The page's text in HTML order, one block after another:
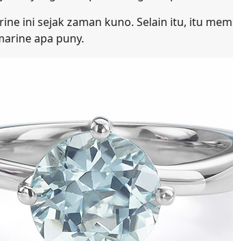
ini sejak zaman kuno. Selain itu, itu
apa puny.